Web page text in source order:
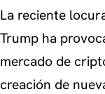
La reciente
Trump ha
mercado de
creación de